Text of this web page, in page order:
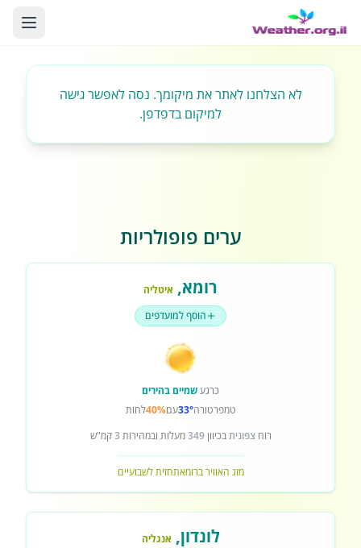
לא הצלחנו לאתר את מיקומך. נסה לאפשר גישה
למיקום בדפדפן.
ערים פופולריות
רומא, איטליה
הוסף למועדפים
כרגעשמיים בהירים
טמפרטורה33°עם40%לחות
רוחצפוניתבכיוון349מעלות ובמהירות 3קמ"ש
מזג האוויר ברומאתחזית לשבועיים
לונדון, אנגליה